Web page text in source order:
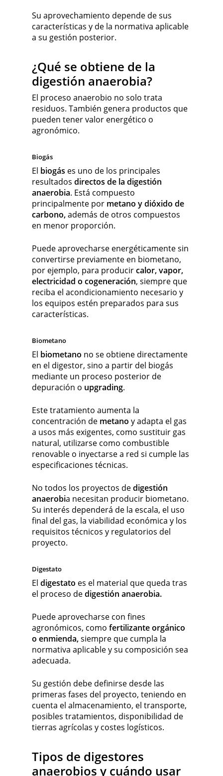
Su aprovechamiento depende de sus
características y de la normativa aplicable
a su gestión posterior.
¿Qué se obtiene de la
digestión anaerobia?
El proceso anaerobio no solo trata
residuos. También genera productos que
pueden tener valor energético o
agronómico.
Biogás
El biogás es uno de los principales
resultados directos de la digestión
anaerobia. Está compuesto
principalmente por metano y dióxido de
carbono,además de otros compuestos
en menor proporción.
Puede aprovecharse energéticamente sin
convertirse previamente en biometano,
por ejemplo, para producircalor, vapor,
electricidad o cogeneración, siempre que
reciba el acondicionamiento necesario y
los equipos estén preparados para sus
características.
Biometano
El biometano no se obtiene directamente
en el digestor, sino a partir del biogás
mediante un proceso posterior de
depuración o upgrading.
Este tratamiento aumenta la
concentración de metano y adapta el gas
a usos más exigentes, como sustituir gas
natural, utilizarse como combustible
renovable o inyectarse a red si cumple las
especificaciones técnicas.
No todos los proyectos dedigestión
anaerobia necesitan producir biometano.
Su interés dependerá de la escala, el uso
final del gas, la viabilidad económica y los
requisitos técnicos y regulatorios del
proyecto.
Digestato
El digestato es el material que queda tras
el proceso dedigestión anaerobia.
Puede aprovecharse con fines
agronómicos, como fertilizante orgánico
o enmienda,siempre que cumpla la
normativa aplicable y su composición sea
adecuada.
Su gestión debe definirse desde las
primeras fases del proyecto, teniendo en
cuenta el almacenamiento, el transporte,
posibles tratamientos, disponibilidad de
tierras agrícolas y costes logísticos.
Tipos de digestores
anaerobios y cuándo usar